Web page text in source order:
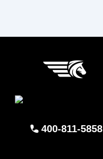
400-811-5858